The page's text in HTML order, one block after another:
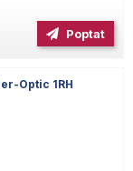
Poptat
Optic 1RH